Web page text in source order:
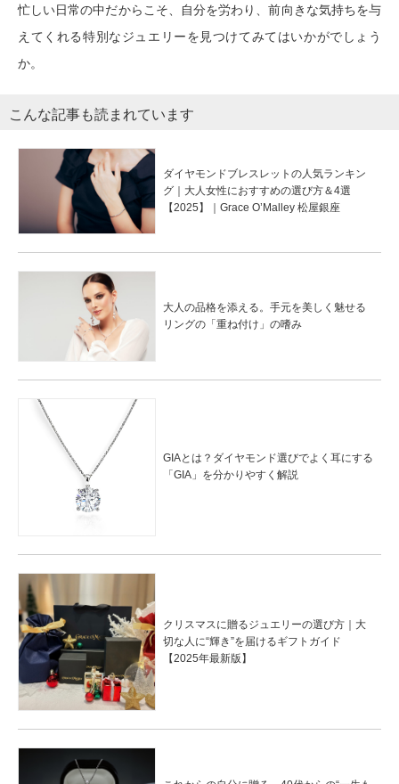
忙しい日常の中だからこそ、自分を労わり、前向きな気持ちを与
えてくれる特別なジュエリーを見つけてみてはいかがでしょう
か。
こんな記事も読まれています
ダイヤモンドブレスレットの人気ランキン
グ｜大人女性におすすめの選び方＆4選
【2025】｜Grace O’Malley 松屋銀座
大人の品格を添える。手元を美しく魅せる
リングの「重ね付け」の嗜み
GIAとは？ダイヤモンド選びでよく耳にする
「GIA」を分かりやすく解説
クリスマスに贈るジュエリーの選び方｜大
切な人に“輝き”を届けるギフトガイド
【2025年最新版】